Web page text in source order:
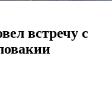
встречу с